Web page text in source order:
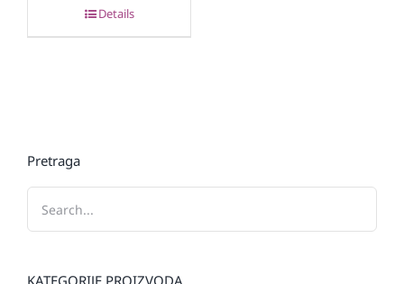
Details
Pretraga